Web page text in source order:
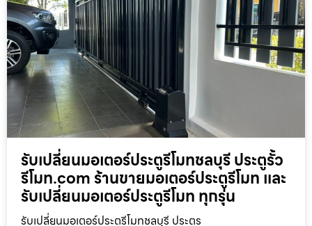
รับเปลี่ยนมอเตอร์ประตูรีโมทชลบุรี ประตูรั้ว
รีโมท.com ร้านขายมอเตอร์ประตูรีโมท และ
รับเปลี่ยนมอเตอร์ประตูรีโมท ทุกรุ่น
รับเปลี่ยนมอเตอร์ประตูรีโมทชลบุรี ประตูร